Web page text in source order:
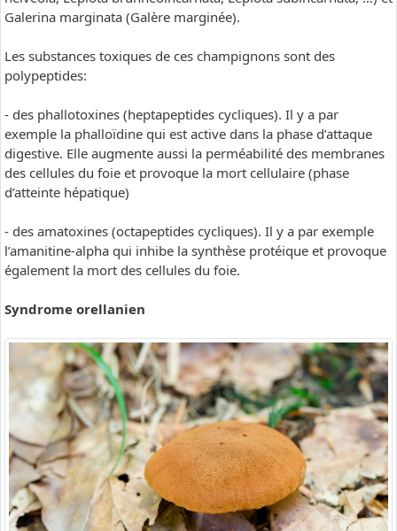
Galerina marginata (Galère marginée).
Les substances toxiques de ces champignons sont des
polypeptides:
- des phallotoxines (heptapeptides cycliques). Il y a par
exemple la phalloïdine qui est active dans la phase d’attaque
digestive. Elle augmente aussi la perméabilité des membranes
des cellules du foie et provoque la mort cellulaire (phase
d’atteinte hépatique)
- des amatoxines (octapeptides cycliques). Il y a par exemple
l’amanitine-alpha qui inhibe la synthèse protéique et provoque
également la mort des cellules du foie.
Syndrome orellanien